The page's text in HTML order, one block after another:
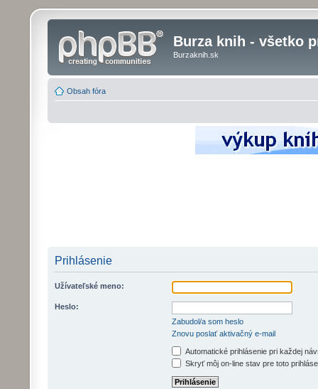
Burza knih - všetko
Burzaknih.sk
Obsah fóra
Prihlásenie
Užívateľské meno:
Heslo:
Zabudol/a som heslo
Znovu poslať aktivačný e-mail
Automatické prihlásenie pri každej
Skryť môj on-line stav pre toto